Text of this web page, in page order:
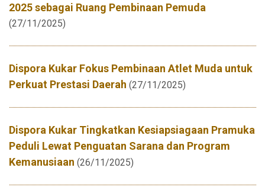
2025 sebagai Ruang Pembinaan Pemuda
(27/11/2025)
Dispora Kukar Fokus Pembinaan Atlet Muda untuk
Perkuat Prestasi Daerah (27/11/2025)
Dispora Kukar Tingkatkan Kesiapsiagaan Pramuka
Peduli Lewat Penguatan Sarana dan Program
Kemanusiaan (26/11/2025)